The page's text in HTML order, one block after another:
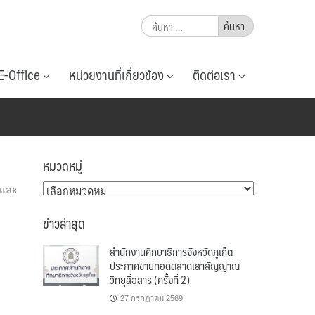
ค้นหา
สำหรับ:
Office หน่วยงานที่เกี่ยวข้อง ติดต่อเรา
ละ
หมวดหมู่
หมวด
ข่าวล่าสุด
สำนักงานศึกษาธิการจังหวัดภูเก็ต
ประกาศขายทอดตลาดเสาสัญญาณ
วิทยุสื่อสาร (ครั้งที่ 2)
27 กรกฎาคม 2569